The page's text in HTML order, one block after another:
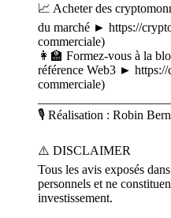
📈 Acheter des
du marché ► ⁠⁠⁠⁠⁠⁠⁠⁠⁠⁠⁠⁠⁠⁠⁠⁠⁠⁠https://
commerciale)
👩‍🏫 Formez-vous à la
référence Web3 ►
commerciale)
🎙️ Réalisation : Robin
⚠️ DISCLAIMER
Tous les avis exposés
personnels et ne
investissement.